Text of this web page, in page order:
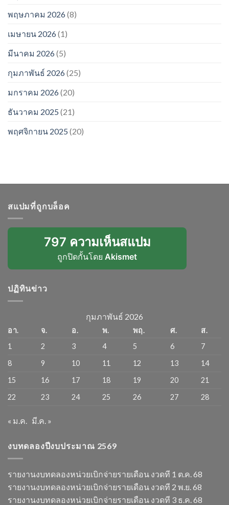
พฤษภาคม 2026(8)
เมษายน 2026(1)
มีนาคม 2026(5)
กุมภาพันธ์ 2026(25)
มกราคม 2026(20)
ธันวาคม 2025 (21)
พฤศจิกายน 2025 (20)
สแปมที่ถูกบล็อค
797 ความเห็นสแปม
ถูกปิดกั้นโดย Akismet
ปฏิทินข่าว
กุมภาพันธ์ 2026
อา. จ. อ. พ. พฤ. ศ.
ส.
1
2 3 4 5 6
7
8
9 10 11 12 13
14
15
16 17 18 19 20
21
22
23 24 25 26 27 28
« ม.ค. มี.ค. »
งบทดลองปีงบประมาณ 2569
รายงานงบทดลองหน่วยเบิกจ่ายรายเดือน งวดที 1 ต.ค. 68
รายงานงบทดลองหน่วยเบิกจ่ายรายเดือน งวดที 2 พ.ย. 68
รายงานงบทดลองหน่วยเบิกจ่ายรายเดือน งวดที 3 ธ.ค. 68